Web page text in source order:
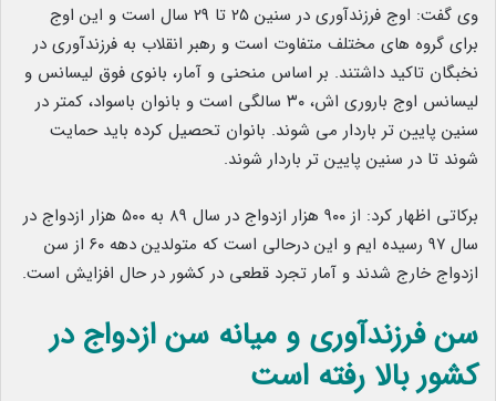
وی گفت: اوج فرزندآوری در سنین ٢۵ تا ٢٩ سال است و این اوج
برای گروه ‌های مختلف متفاوت است و رهبر انقلاب به فرزندآوری در
نخبگان تاکید داشتند. بر اساس منحنی و آمار، بانوی فوق لیسانس و
لیسانس اوج باروری ‌اش، ٣٠ سالگی است و بانوان باسواد، کمتر در
سنین پایین ‌تر باردار می ‌شوند. بانوان تحصیل کرده باید حمایت
شوند تا در سنین پایین ‌تر باردار شوند.
برکاتی اظهار کرد: از ٩٠٠ هزار ازدواج در سال ٨٩ به ۵٠٠ هزار ازدواج در
سال ۹۷ رسیده‌ ایم و این درحالی است که متولدین دهه ۶۰ از سن
ازدواج خارج شدند و آمار تجرد قطعی در کشور در حال افزایش است.
سن فرزندآوری و میانه سن ازدواج در
کشور بالا رفته است